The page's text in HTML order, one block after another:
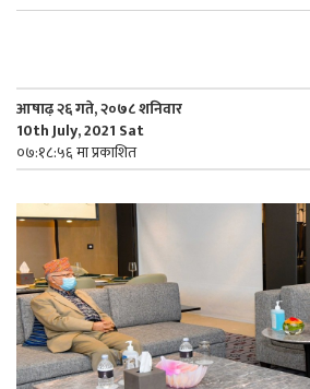
आषाढ़ २६ गते, २०७८ शनिवार
10th July, 2021 Sat
०७:१८:५६ मा प्रकाशित